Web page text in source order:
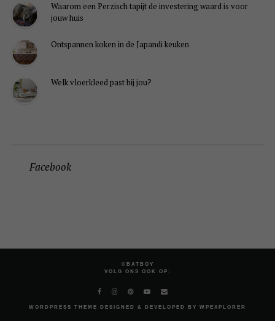
Waarom een Perzisch tapijt de investering waard is voor
jouw huis
Ontspannen koken in de Japandi keuken
Welk vloerkleed past bij jou?
Facebook
©BATBOY
VOLG ONS OOK OP:
WORDPRESS THEME DESIGNED & DEVELOPED BY WPEXPLORER